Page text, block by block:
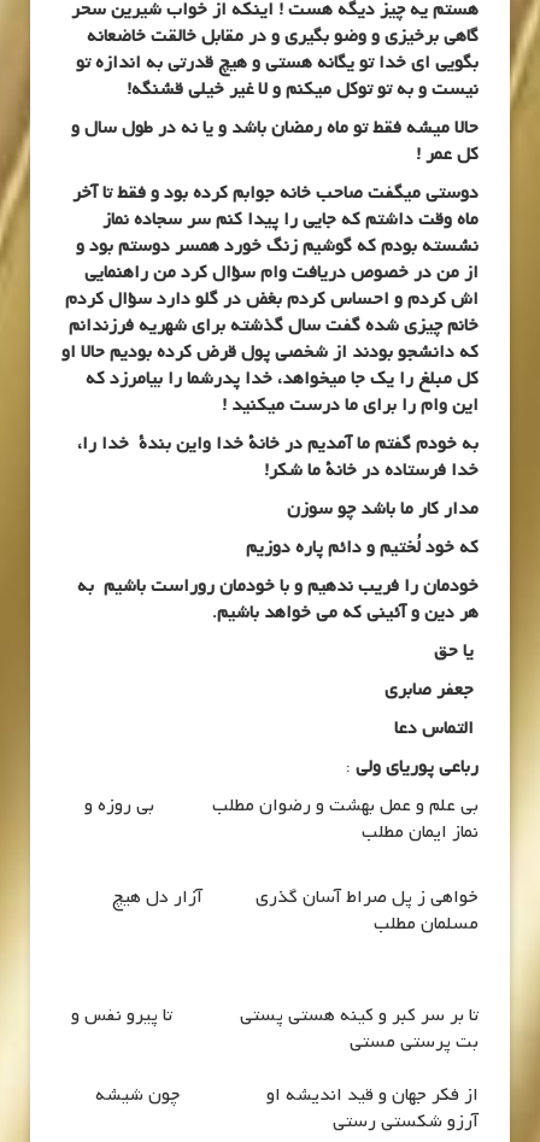
هستم یه چیز دیگه هست ! اینکه از خواب شیرین سحر
گاهی برخیزی و وضو بگیری و در مقابل خالقت خاضعانه
بگویی ای خدا تو یگانه هستی و هیچ قدرتی به اندازه تو
نیست و به تو توکل میکنم و لا غیر خیلی قشنگه!
حالا میشه فقط تو ماه رمضان باشد و یا نه در طول سال و
کل عمر !
دوستی میگفت صاحب خانه جوابم کرده بود و فقط تا آخر
ماه وقت داشتم که جایی را پیدا کنم سر سجاده نماز
نشسته بودم که گوشیم زنگ خورد همسر دوستم بود و
از من در خصوص دریافت وام سؤال کرد من راهنمایی
اش کردم و احساس کردم بغض در گلو دارد سؤال کردم
خانم چیزی شده گفت سال گذشته برای شهریه فرزندانم
که دانشجو بودند از شخصی پول قرض کرده بودیم حالا او
کل مبلغ را یک جا میخواهد، خدا پدرشما را بیامرزد که
این وام را برای ما درست میکنید !
به خودم گفتم ما آمدیم در خانۀ خدا واین بندۀ خدا را،
خدا فرستاده در خانۀ ما شکر!
مدار کار ما باشد چو سوزن
که خود لُختیم و دائم پاره دوزیم
خودمان را فریب ندهیم و با خودمان روراست باشیم به
هر دین و آئینی که می خواهد باشیم.
یا حق
جعفر صابری
التماس دعا
رباعی پوریای ولی :
بي علم و عمل بهشت و رضوان مطلب بي روزه و
نماز ايمان مطلب
خواهي ز پل صراط آسان گذري آزار دل هيچ
مسلمان مطلب
تا بر سر كبر و كينه هستي پستي تا پيرو نفس و
بت پرستي مستي
از فكر جهان و قيد انديشه او چون شيشه
آرزو شكستي رستي